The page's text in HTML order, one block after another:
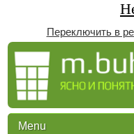
Переключить в
Menu